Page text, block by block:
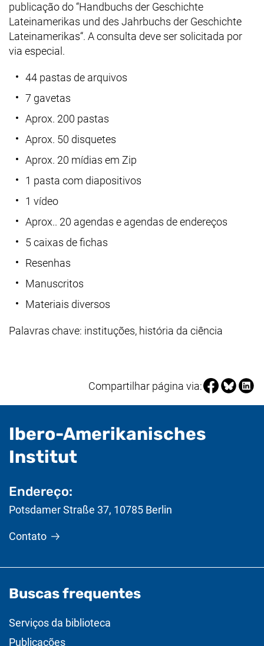
publicação do “Handbuchs der Geschichte
Lateinamerikas und des Jahrbuchs der Geschichte
Lateinamerikas“. A consulta deve ser solicitada por
via especial.
44 pastas de arquivos
7 gavetas
Aprox. 200 pastas
Aprox. 50 disquetes
Aprox. 20 mídias em Zip
1 pasta com diapositivos
1 vídeo
Aprox.. 20 agendas e agendas de endereços
5 caixas de fichas
Resenhas
Manuscritos
Materiais diversos
Palavras chave: instituções, história da ciência
Compartilhar página via:
Ibero-Amerikanisches
Institut- Informações úteis
Endereço:
Potsdamer Straße 37, 10785 Berlin
Contato
Buscas frequentes
Serviços da biblioteca
Publicações